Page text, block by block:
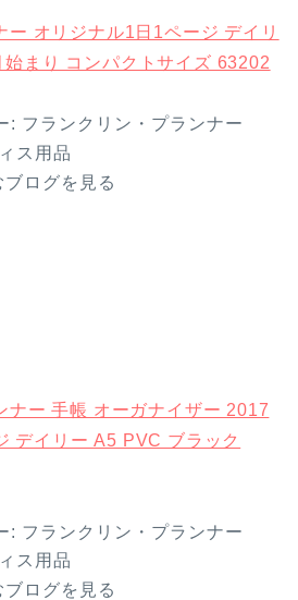
ー オリジナル1日1ページ デイリ
まり コンパクトサイズ 63202
: フランクリン・プランナー
ス用品
ログを見る
ナー 手帳 オーガナイザー 2017
デイリー A5 PVC ブラック
: フランクリン・プランナー
ス用品
ログを見る